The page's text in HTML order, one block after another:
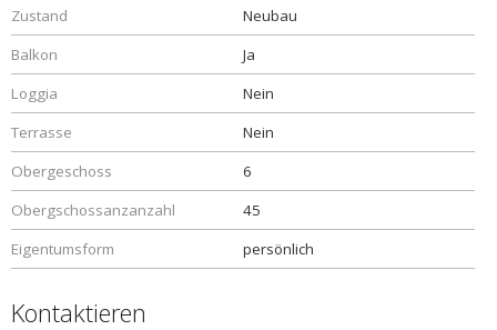
Zustand
Neubau
Balkon
Ja
Loggia
Nein
Terrasse
Nein
Obergeschoss
6
Obergschossanzanzahl
45
Eigentumsform
persönlich
Kontaktieren